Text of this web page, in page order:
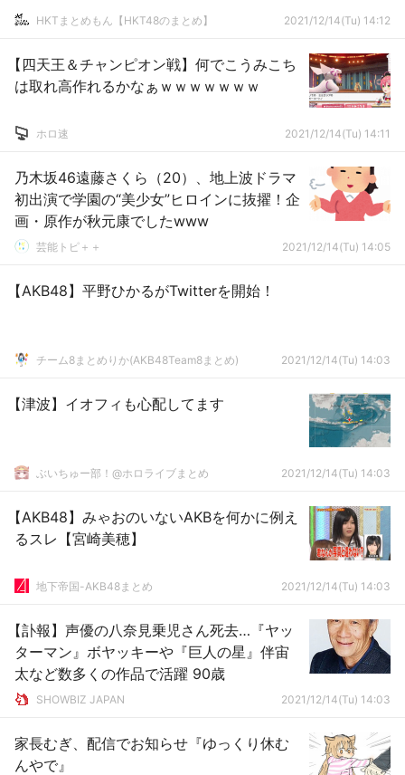
HKTまとめもん【HKT48のまとめ】 2021/12/14(Tu) 14:12
【四天王＆チャンピオン戦】何でこうみこち
は取れ高作れるかなぁｗｗｗｗｗｗｗ
ホロ速 2021/12/14(Tu) 14:11
乃木坂46遠藤さくら（20）、地上波ドラマ
初出演で学園の“美少女”ヒロインに抜擢！企
画・原作が秋元康でしたwww
芸能トピ＋＋ 2021/12/14(Tu) 14:05
【AKB48】平野ひかるがTwitterを開始！
チーム8まとめりか(AKB48Team8まとめ) 2021/12/14(Tu) 14:03
【津波】イオフィも心配してます
ぶいちゅー部！@ホロライブまとめ 2021/12/14(Tu) 14:03
【AKB48】みゃおのいないAKBを何かに例え
るスレ【宮崎美穂】
地下帝国-AKB48まとめ 2021/12/14(Tu) 14:03
【訃報】声優の八奈見乗児さん死去…『ヤッ
ターマン』ボヤッキーや『巨人の星』伴宙
太など数多くの作品で活躍 90歳
SHOWBIZ JAPAN 2021/12/14(Tu) 14:03
家長むぎ、配信でお知らせ『ゆっくり休む
んやで』